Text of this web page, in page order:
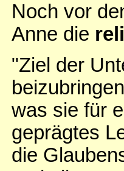
Noch vor
Anne die
"Ziel der
was sie für
geprägtes
die